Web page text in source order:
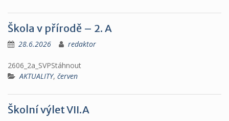
Škola v přírodě – 2. A
28.6.2026 redaktor
2606_2a_SVPStáhnout
AKTUALITY, červen
Školní výlet VII.A